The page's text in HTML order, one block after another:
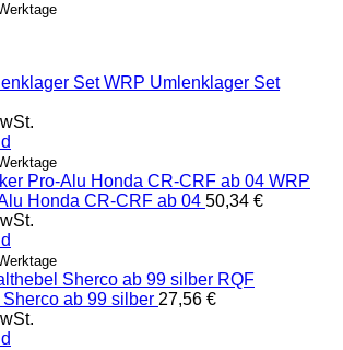
WRP Umlenklager Set
WRP
Honda CR-CRF ab 04 50,34 €
RQF
ab 99 silber 27,56 €